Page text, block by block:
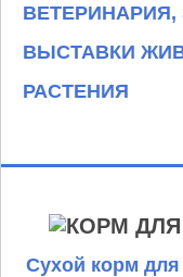
ВЕТЕРИНАРИЯ,
ВЫСТАВКИ
РАСТЕНИЯ
Сухой корм для